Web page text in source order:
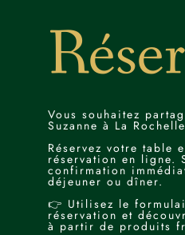
Vous souhaitez
Suzanne à La
Réservez votre table
réservation en ligne.
confirmation
déjeuner ou dîner.
👉 Utilisez le
réservation et
à partir de produits
CONTACT
05 64 72 30 66
suzanne.bistro@gmail.com